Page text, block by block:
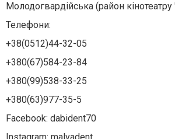
Молодогвардійська (район
Телефони:
+38(0512)44-32-05
+380(67)584-23-84
+380(99)538-33-25
+380(63)977-35-5
Facebook: dabident70